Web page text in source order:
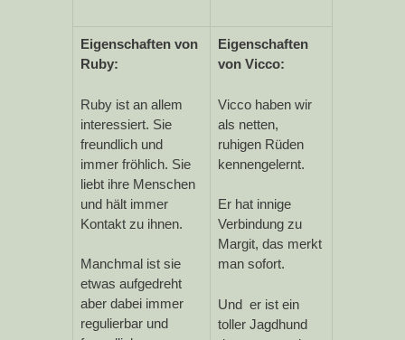
Eigenschaften von
Ruby:
Ruby ist an allem
interessiert. Sie
freundlich und
immer fröhlich. Sie
liebt ihre Menschen
und hält immer
Kontakt zu ihnen.
Manchmal ist sie
etwas aufgedreht
aber dabei immer
regulierbar und
Eigenschaften
von Vicco:
Vicco haben wir
als netten,
ruhigen Rüden
kennengelernt.
Er hat innige
Verbindung zu
Margit, das merkt
man sofort.
Und er ist ein
toller Jagdhund